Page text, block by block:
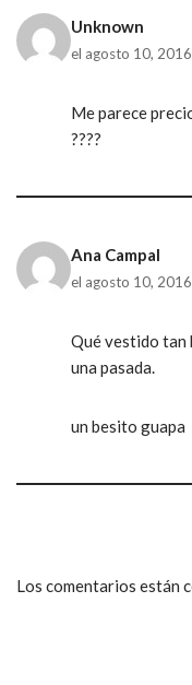
Unknown
el agosto 10,
Me parece
????
Ana Campal
el agosto 10,
Qué vestido tan
una pasada.
un besito guapa
Los comentarios están